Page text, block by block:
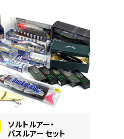
ソルトルアー・
バスルアー セット